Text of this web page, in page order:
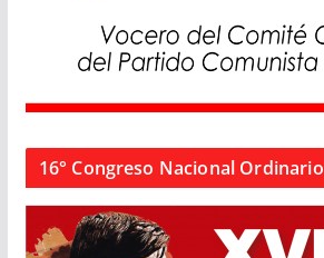
16° Congreso Nacional Ordinario